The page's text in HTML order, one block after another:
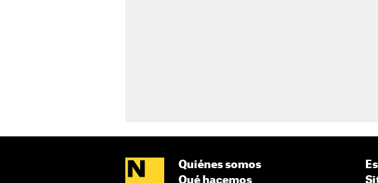
Quiénes somos
Qué hacemos